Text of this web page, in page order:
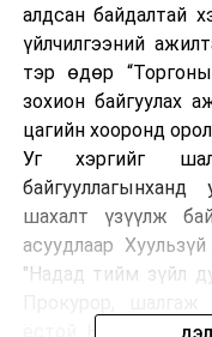
алдсан байдалтай
үйлчилгээний
тэр өдөр
зохион байгуулах
цагийн хооронд
Уг хэргийг
шахалт үзүүлж
асуудлаар
"Надад тийм зүйл
ёстой. Ном